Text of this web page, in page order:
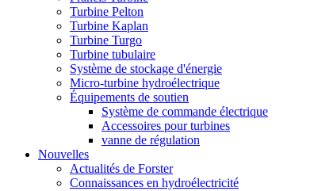
Turbine Pelton
Turbine Kaplan
Turbine Turgo
Turbine tubulaire
Système de stockage d'énergie
Micro-turbine hydroélectrique
Équipements de soutien
Système de commande électrique
Accessoires pour turbines
vanne de régulation
Nouvelles
Actualités de Forster
Connaissances en hydroélectricité